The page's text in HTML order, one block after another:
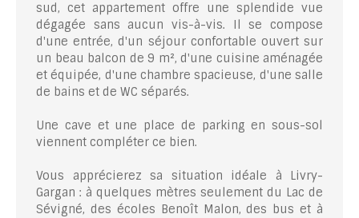
sud, cet appartement offre une splendide vue
dégagée sans aucun vis-à-vis. Il se compose
d'une entrée, d'un séjour confortable ouvert sur
un beau balcon de 9 m², d'une cuisine aménagée
et équipée, d'une chambre spacieuse, d'une salle
de bains et de WC séparés.
Une cave et une place de parking en sous-sol
viennent compléter ce bien.
Vous apprécierez sa situation idéale à Livry-
Gargan : à quelques mètres seulement du Lac de
Sévigné, des écoles Benoît Malon, des bus et à